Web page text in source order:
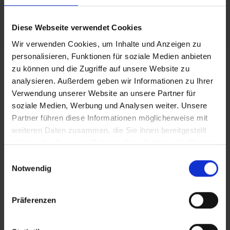
Diese Webseite verwendet Cookies
Wir verwenden Cookies, um Inhalte und Anzeigen zu
personalisieren, Funktionen für soziale Medien anbieten
zu können und die Zugriffe auf unsere Website zu
analysieren. Außerdem geben wir Informationen zu Ihrer
Verwendung unserer Website an unsere Partner für
soziale Medien, Werbung und Analysen weiter. Unsere
Partner führen diese Informationen möglicherweise mit
weiteren Daten zusammen, die Sie ihnen bereitgestellt
haben oder die sie im Rahmen Ihrer Nutzung der Dienste
Notwendig
Präferenzen
Selbstständigkeit. Zu stark vergünstigten
in der Lohrer Innenstadt realisieren. Es stehen
zwei Optionen zur Verfügung: Das Austesten
einer Geschäftsidee im Rahmen von
sogenannten „Pop-Up-Konzepten“ mit einer
Mietdauer von maximal drei Monaten oder das
langfristige Etablieren einer Geschäftsidee für
zwei Jahre. Die Lohrer Starthilfe wird durch den
Freistaat Bayern im Bayerischen
www.lohr.de/starthilfe